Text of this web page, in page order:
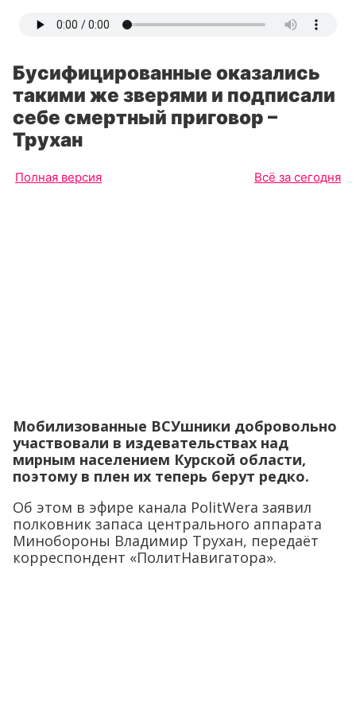
Бусифицированные оказались
такими же зверями и подписали
себе смертный приговор –
Трухан
Полная версия Всё за сегодня
Мобилизованные ВСУшники добровольно
участвовали в издевательствах над
мирным населением Курской области,
поэтому в плен их теперь берут редко.
Об этом в эфире канала PolitWera заявил
полковник запаса центрального аппарата
Минобороны Владимир Трухан, передаёт
корреспондент «ПолитНавигатора».